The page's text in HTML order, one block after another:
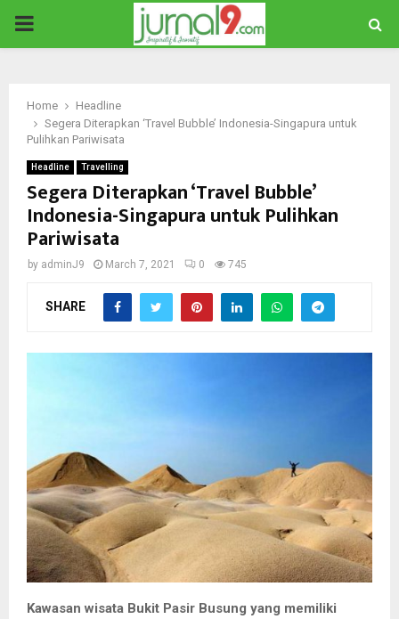
PRIMARY
Home
Headline
Segera Diterapkan ‘Travel Bubble’ Indonesia-Singapura untuk
Pulihkan Pariwisata
Headline Travelling
Segera Diterapkan ‘Travel Bubble’
Indonesia-Singapura untuk Pulihkan
Pariwisata
by adminJ9 March 7, 2021 0 745
SHARE
Kawasan wisata Bukit Pasir Busung yang memiliki